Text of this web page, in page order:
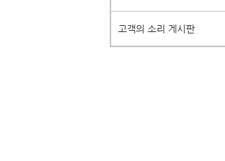
고객의 소리 게시판